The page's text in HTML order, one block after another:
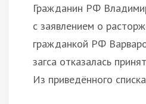
Гражданин РФ
с заявлением о
гражданкой РФ
загса отказалась
Из приведённого